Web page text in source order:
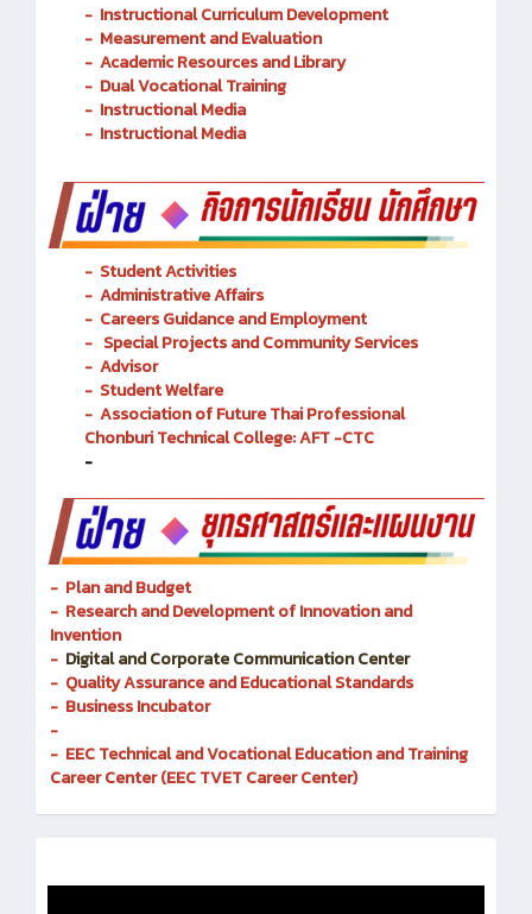
- Instructional Curriculum Development
- Measurement and Evaluation
- Academic Resources and Library
- Dual Vocational Training
- Instructional Media
- Instructional Media
- Student Activities
- Administrative Affairs
- Careers Guidance and Employment
- Special Projects and Community Services
- Advisor
- Student Welfare
- Association of Future Thai Professional
Chonburi Technical College: AFT -CTC
-
- Plan and Budget
- Research and Development of Innovation and
Invention
- Digital and Corporate Communication Center
- Quality Assurance and Educational Standards
- Business Incubator
-
- EEC Technical and Vocational Education and Training
Career Center (EEC TVET Career Center)